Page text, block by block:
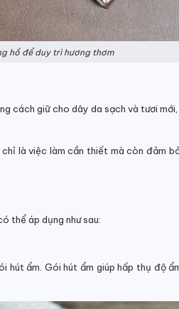
hồ để duy trì hương thơm
cách giữ cho dây da sạch và tươi
là việc làm cần thiết mà còn đảm
thể áp dụng như sau:
ẩm. Gói hút ẩm giúp hấp thụ độ